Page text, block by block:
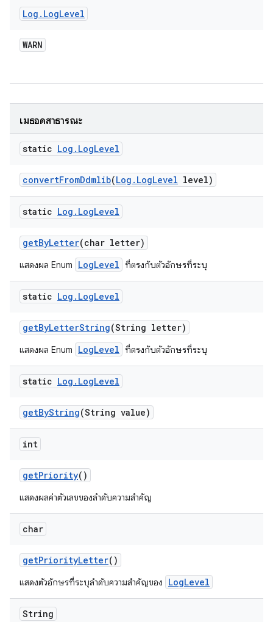
Log . LogLevel
WARN
เมธอดสาธารณะ
static Log . LogLevel
convertFromDdmlib(Log . LogLevel level)
static Log . LogLevel
getByLetter(char letter)
แสดงผล Enum LogLevel ที่ตรงกับตัวอักษรที่ระบุ
static Log . LogLevel
getByLetterString(String letter)
แสดงผล Enum LogLevel ที่ตรงกับตัวอักษรที่ระบุ
static Log . LogLevel
getByString(String value)
int
getPriority()
แสดงผลค่าตัวเลขของลำดับความสำคัญ
char
getPriorityLetter()
แสดงตัวอักษรที่ระบุลำดับความสำคัญของ LogLevel
String